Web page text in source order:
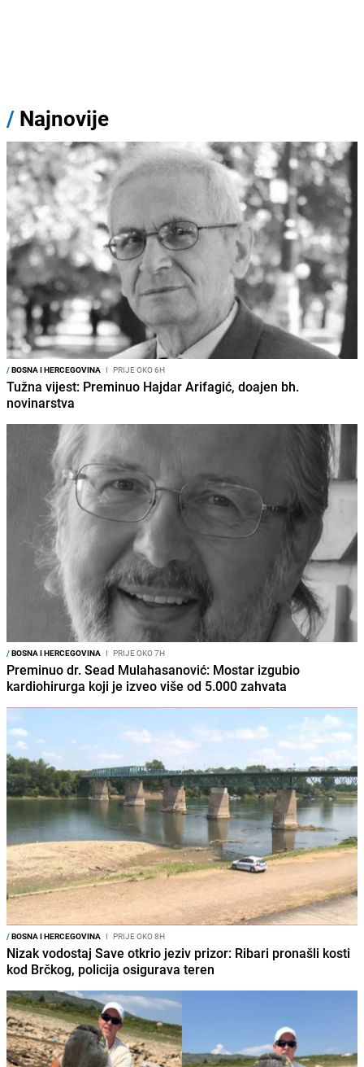
/ Najnovije
/BOSNA I HERCEGOVINA I PRIJE OKO 6H
Tužna vijest: Preminuo Hajdar Arifagić, doajen bh.
novinarstva
/BOSNA I HERCEGOVINA I PRIJE OKO 7H
Preminuo dr. Sead Mulahasanović: Mostar izgubio
kardiohirurga koji je izveo više od 5.000 zahvata
/BOSNA I HERCEGOVINA I PRIJE OKO 8H
Nizak vodostaj Save otkrio jeziv prizor: Ribari pronašli kosti
kod Brčkog, policija osigurava teren